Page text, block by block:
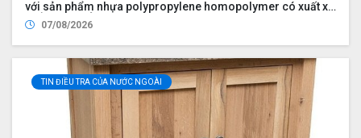
với sản phẩm nhựa polypropylene homopolymer có xuất xứ
từ Ả Rập Xê Út, Malaysia, Trung Quốc, Philippines, Hàn
Quốc, Singapore, Thái Lan và Việt Nam
07/08/2026
TIN ĐIỀU TRA CỦA NƯỚC NGOÀI